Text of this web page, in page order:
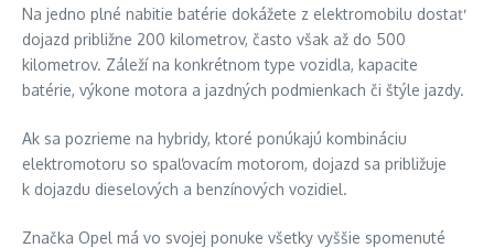
Na jedno plné nabitie batérie dokážete z elektromobilu dostať
dojazd približne 200 kilometrov, často však až do 500
kilometrov. Záleží na konkrétnom type vozidla, kapacite
batérie, výkone motora a jazdných podmienkach či štýle jazdy.
Ak sa pozrieme na hybridy, ktoré ponúkajú kombináciu
elektromotoru so spaľovacím motorom, dojazd sa približuje
k dojazdu dieselových a benzínových vozidiel.
Značka Opel má vo svojej ponuke všetky vyššie spomenuté